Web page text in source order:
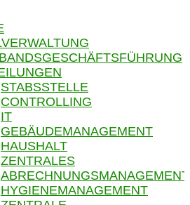
STABSSTELLE
CONTROLLING
IT
GEBÄUDEMANAGEMENT
HAUSHALT
ZENTRALES
ABRECHNUNGSMANAGEMENT
HYGIENEMANAGEMENT